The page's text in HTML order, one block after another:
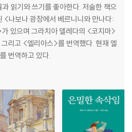
읽기와 쓰기를 좋아한다. 저술한 책으
<나보나 광장에서 베르니니와 만나다:
있으며 그라치아 델레다의 <코지마>
리고 <엘리아스>를 번역했다. 현재 엘
번역하고 있다.